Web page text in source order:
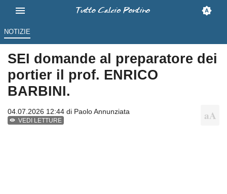
NOTIZIE
SEI domande al preparatore dei
portier il prof. ENRICO
BARBINI.
04.07.2026 12:44 di Paolo Annunziata
VEDI LETTURE